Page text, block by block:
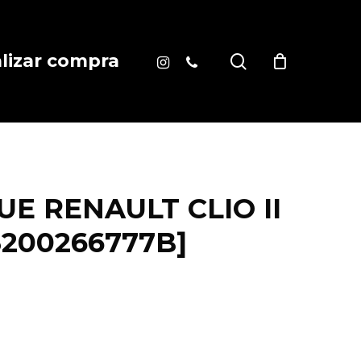
compra instagram
phone search
RENAULT CLIO II